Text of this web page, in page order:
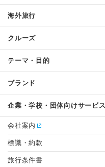
海外旅行
クルーズ
テーマ・目的
ブランド
企業・学校・団体向けサービス
会社案内
標識・約款
旅行条件書